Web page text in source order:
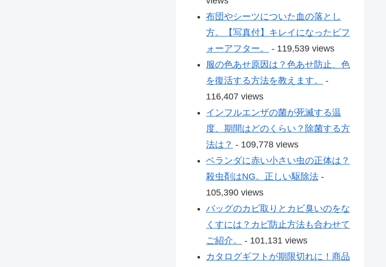
布団やシーツについた血の落とし
方。【写真付】キレイになったビフ
ォーアフター。
- 119,539 views
服の色あせ原因は？色あせ防止、色
を復活する方法を教えます。
-
116,407 views
インフルエンザの菌が死滅する温
度、期間はどのくらい？除菌する方
法は？ - 109,778 views
ベランダに赤い小さい虫の正体は？
殺虫剤はNG。正しい駆除法 -
105,390 views
バッグのカビ取りとカビ臭いのをな
くすには？カビ防止方法も合わせて
ご紹介。
- 101,131 views
カタログギフトが期限切れに！商品